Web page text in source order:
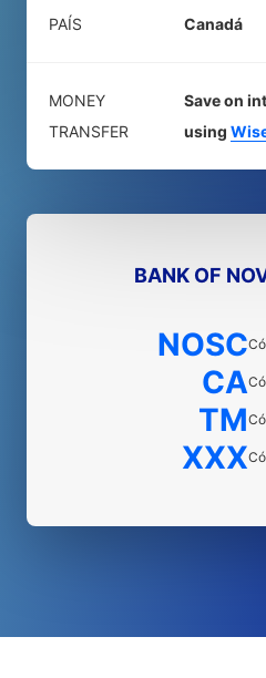
PAÍS Canadá
MONEY
TRANSFER
Save on
using
BANK OF
NOSC
CA
TM
XXX